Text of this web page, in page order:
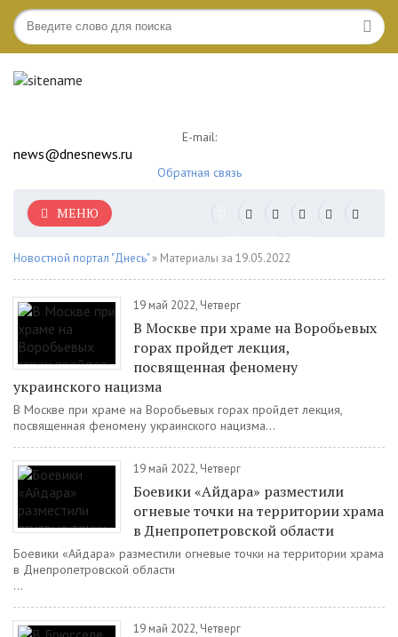
E-mail:
news@dnesnews.ru
Обратная связь
МЕНЮ
Новостной портал "Днесь"» Материалы за 19.05.2022
19 май 2022, Четверг
В Москве при храме на Воробьевых
горах пройдет лекция,
посвященная феномену
украинского нацизма
В Москве при храме на Воробьевых горах пройдет лекция,
посвященная феномену украинского нацизма...
19 май 2022, Четверг
Боевики «Айдара» разместили
огневые точки на территории храма
в Днепропетровской области
Боевики «Айдара» разместили огневые точки на территории храма
в Днепропетровской области
...
19 май 2022, Четверг